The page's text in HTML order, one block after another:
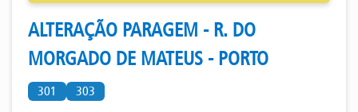
ALTERAÇÃO PARAGEM - R. DO
MORGADO DE MATEUS - PORTO
301 303